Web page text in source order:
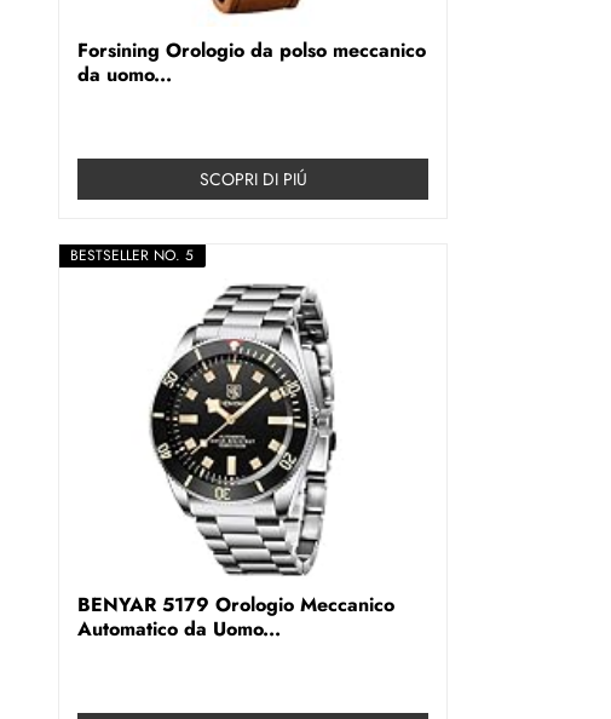
Forsining Orologio da polso meccanico
da uomo...
SCOPRI DI PIÚ
BESTSELLER NO. 5
BENYAR 5179 Orologio Meccanico
Automatico da Uomo...